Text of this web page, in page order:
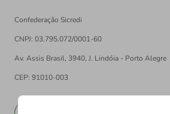
Confederação Sicredi
CNPJ: 03.795.072/0001-60
Av. Assis Brasil, 3940, J. Lindóia - Porto Alegre
CEP: 91010-003